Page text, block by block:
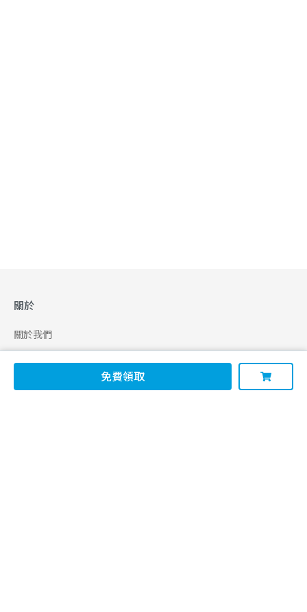
免費領取
關於
關於我們
合作申請